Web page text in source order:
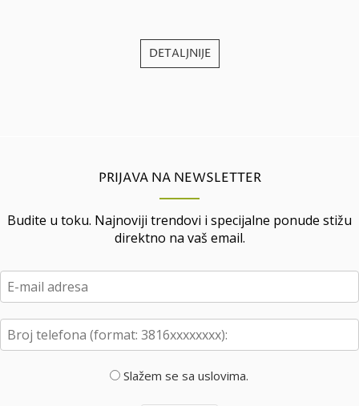
DETALJNIJE
PRIJAVA NA NEWSLETTER
Budite u toku. Najnoviji trendovi i specijalne ponude stižu
direktno na vaš email.
Slažem se sa uslovima.